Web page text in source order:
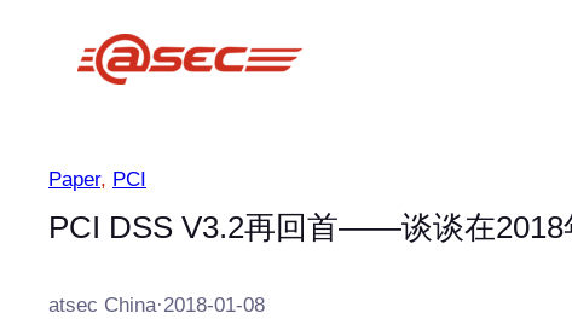
Paper, PCI
PCI DSS V3.2再回首——谈谈在2018
atsec China·2018-01-08